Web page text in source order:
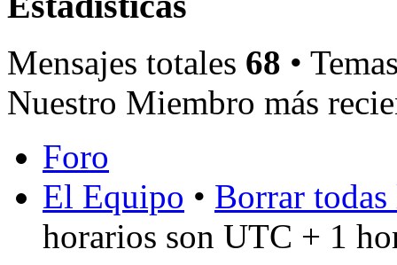
Mensajes totales 68 •
Nuestro Miembro más
Foro
El Equipo • Borrar
horarios son UTC + 1